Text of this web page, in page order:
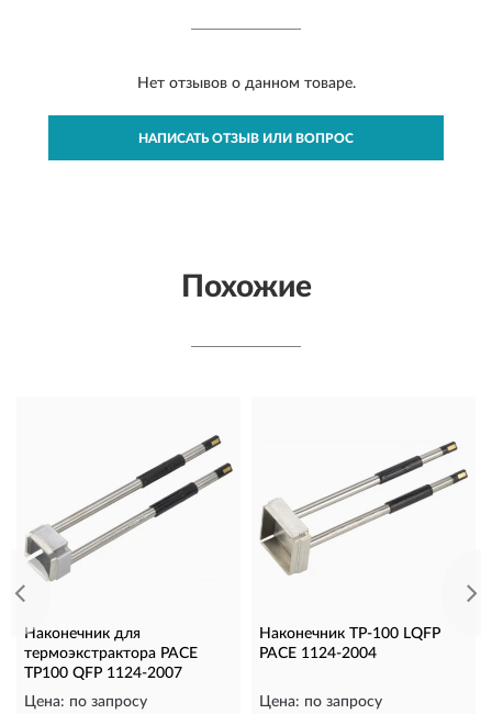
Нет отзывов о данном товаре.
НАПИСАТЬ ОТЗЫВ ИЛИ ВОПРОС
Похожие
Наконечник для
термоэкстрактора PACE
TP100 QFP 1124-2007
Цена: по запросу
Наконечник TP-100 LQFP
PACE 1124-2004
Цена: по запросу